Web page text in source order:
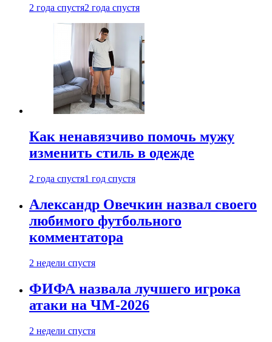
2 года спустя2 года спустя
Как ненавязчиво помочь мужу
изменить стиль в одежде
2 года спустя1 год спустя
Александр Овечкин назвал своего
любимого футбольного
комментатора
2 недели спустя
ФИФА назвала лучшего игрока
атаки на ЧМ-2026
2 недели спустя